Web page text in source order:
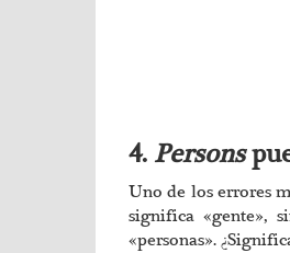
4. Persons
Uno de los errores
significa «gente»,
«personas».